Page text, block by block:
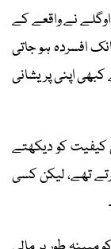
اوگلے نے واقعے کے
افسردہ ہو جاتی
کبھی اپنی پریشانی
کیفیت کو دیکھتے
تھے، لیکن کسی